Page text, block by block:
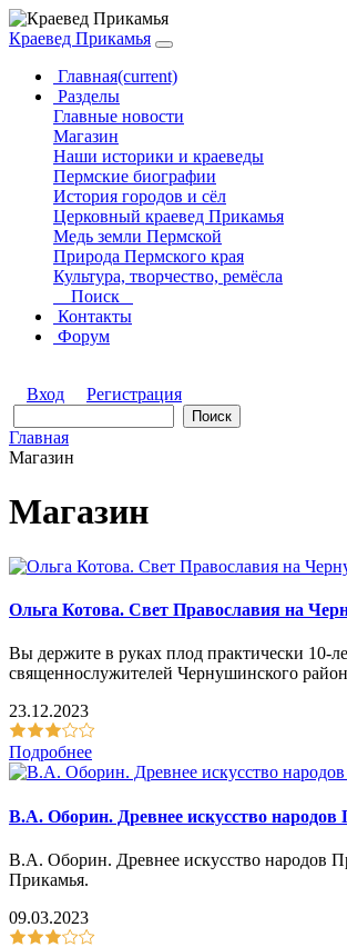
Краевед Прикамья
Главная(current)
Разделы
Главные новости
Магазин
Наши историки и краеведы
Пермские биографии
История городов и сёл
Церковный краевед Прикамья
Медь земли Пермской
Природа Пермского края
Культура, творчество, ремёсла
Поиск
Контакты
Форум
Вход Регистрация
Главная
Магазин
Магазин
Ольга Котова. Свет Православия на
Вы держите в руках плод практически 10-
священнослужителей Чернушинского
23.12.2023
Подробнее
В.А. Оборин. Древнее искусство
В.А. Оборин. Древнее искусство народов
Прикамья.
09.03.2023